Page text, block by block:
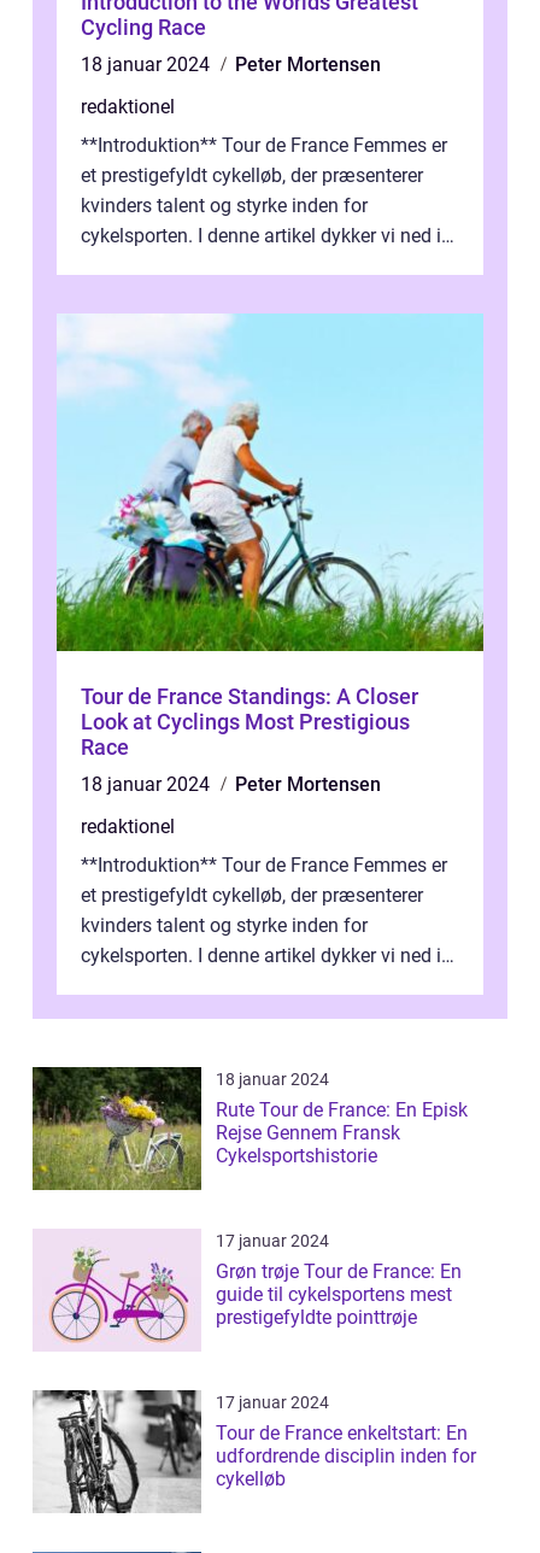
Cycling Race
18 januar 2024
Peter Mortensen
redaktionel
**Introduktion** Tour de France Femmes er
et prestigefyldt cykelløb, der præsenterer
kvinders talent og styrke inden for
cykelsporten. I denne artikel dykker vi ned i
Tour de France Standings: A Closer
Look at Cyclings Most Prestigious
Race
18 januar 2024
Peter Mortensen
redaktionel
**Introduktion** Tour de France Femmes er
et prestigefyldt cykelløb, der præsenterer
kvinders talent og styrke inden for
cykelsporten. I denne artikel dykker vi ned i
18 januar 2024
Rute Tour de France: En Episk
Rejse Gennem Fransk
Cykelsportshistorie
17 januar 2024
Grøn trøje Tour de France: En
guide til cykelsportens mest
prestigefyldte pointtrøje
17 januar 2024
Tour de France enkeltstart: En
udfordrende disciplin inden for
cykelløb